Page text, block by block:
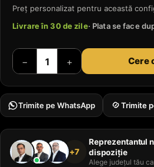
Preț personalizat pentru această
Livrare în 30 de zile· Plata se face
− + Cere
Trimite pe WhatsApp Trimite
+7
Reprezentantul
dispoziție
Alege județul tău